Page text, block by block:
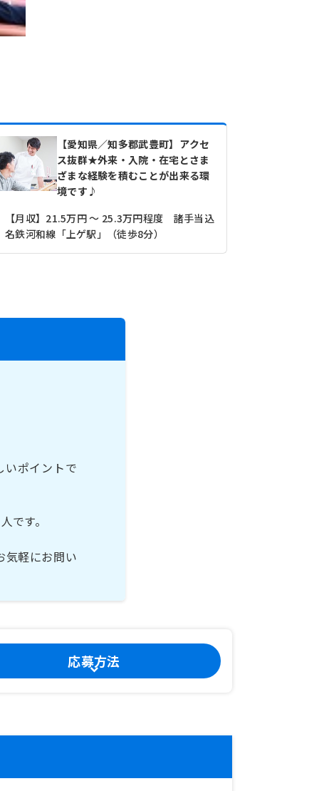
【愛知県／知多郡武豊町】アクセ
ス抜群★外来・入院・在宅とさま
ざまな経験を積むことが出来る環
境です♪
【月収】21.5万円 ～ 25.3万円程度 諸手当込
名鉄河和線「上ゲ駅」（徒歩8分）
いポイントで
です。
気軽にお問い
応募方法